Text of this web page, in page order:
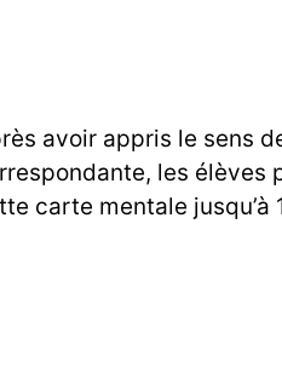
avoir appris le sens
les élèves
carte mentale jusqu’à